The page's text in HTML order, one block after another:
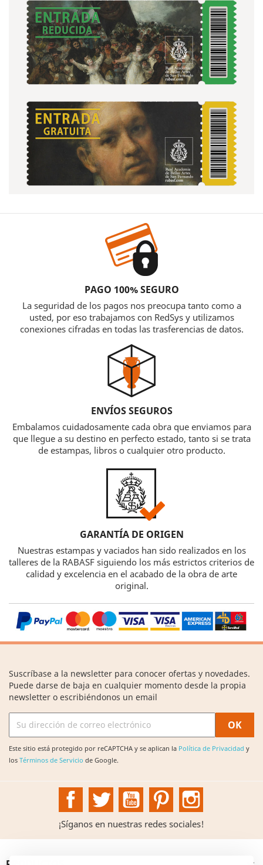
PAGO 100% SEGURO
La seguridad de los pagos nos preocupa tanto como a
usted, por eso trabajamos con RedSys y utilizamos
conexiones cifradas en todas las trasferencias de datos.
ENVÍOS SEGUROS
Embalamos cuidadosamente cada obra que enviamos para
que llegue a su destino en perfecto estado, tanto si se trata
de estampas, libros o cualquier otro producto.
GARANTÍA DE ORIGEN
Nuestras estampas y vaciados han sido realizados en los
talleres de la RABASF siguiendo los más estrictos criterios de
calidad y excelencia en el acabado de la obra de arte
original.
Suscríbase a la newsletter para conocer ofertas y novedades.
Puede darse de baja en cualquier momento desde la propia
newsletter o escribiéndonos un email
Este sitio está protegido por reCAPTCHA y se aplican la Política de Privacidad y
los Términos de Servicio de Google.
FacebookTwitter YouTubePinterest
¡Síganos en nuestras redes sociales!